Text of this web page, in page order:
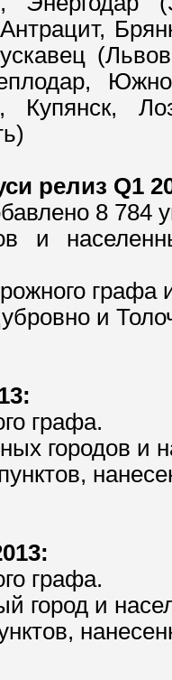
Купянск,
релиз Q1
8 784
и
графа
и
графа.
городов и
графа.
город и